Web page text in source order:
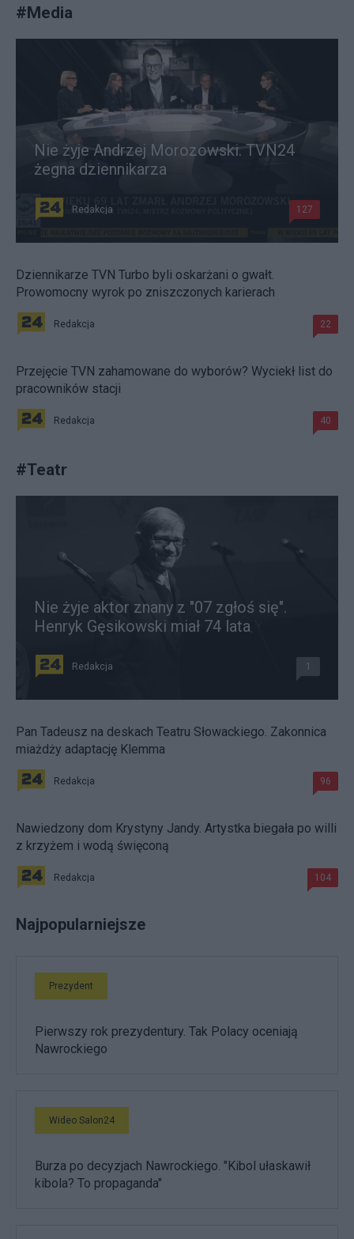
#Media
Nie żyje Andrzej Morozowski. TVN24
żegna dziennikarza
Redakcja 127
Dziennikarze TVN Turbo byli oskarżani o gwałt.
Prowomocny wyrok po zniszczonych karierach
Redakcja 22
Przejęcie TVN zahamowane do wyborów? Wyciekł list do
pracowników stacji
Redakcja 40
#Teatr
Nie żyje aktor znany z "07 zgłoś się".
Henryk Gęsikowski miał 74 lata
Redakcja 1
Pan Tadeusz na deskach Teatru Słowackiego. Zakonnica
miażdży adaptację Klemma
Redakcja 96
Nawiedzony dom Krystyny Jandy. Artystka biegała po willi
z krzyżem i wodą święconą
Redakcja 104
Najpopularniejsze
Prezydent
Pierwszy rok prezydentury. Tak Polacy oceniają
Nawrockiego
Wideo Salon24
Burza po decyzjach Nawrockiego. "Kibol ułaskawił
kibola? To propaganda"